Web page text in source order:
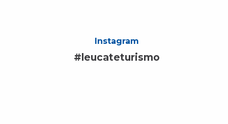
Instagram
#leucateturismo